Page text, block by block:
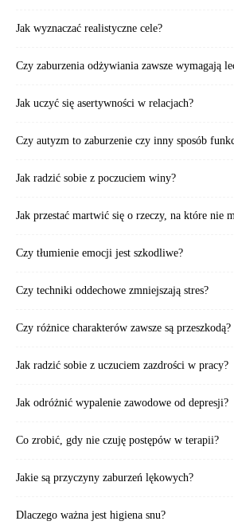
Jak wyznaczać realistyczne cele?
Czy zaburzenia odżywiania zawsze wymagają
Jak uczyć się asertywności w relacjach?
Czy autyzm to zaburzenie czy inny sposób
Jak radzić sobie z poczuciem winy?
Jak przestać martwić się o rzeczy, na które nie
Czy tłumienie emocji jest szkodliwe?
Czy techniki oddechowe zmniejszają stres?
Czy różnice charakterów zawsze są przeszkodą?
Jak radzić sobie z uczuciem zazdrości w pracy?
Jak odróżnić wypalenie zawodowe od depresji?
Co zrobić, gdy nie czuję postępów w terapii?
Jakie są przyczyny zaburzeń lękowych?
Dlaczego ważna jest higiena snu?